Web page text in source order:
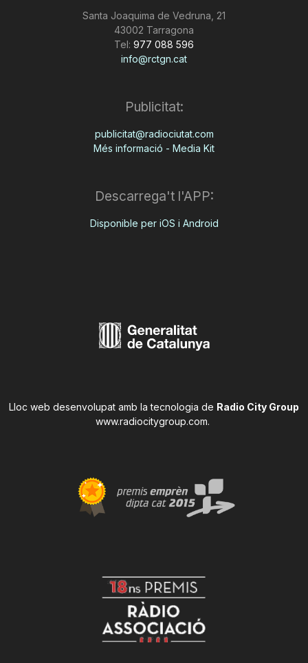
Santa Joaquima de Vedruna, 21
43002 Tarragona
Tel: 977 088 596
info@rctgn.cat
Publicitat:
publicitat@radiociutat.com
Més informació - Media Kit
Descarrega't l'APP:
Disponible per iOS i Android
Lloc web desenvolupat amb la tecnologia de Radio City Group
www.radiocitygroup.com.